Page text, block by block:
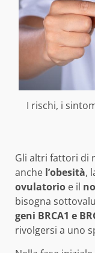
I rischi, i
Gli altri fattori di
anche l’obesità,
ovulatorio e il
bisogna
geni BRCA1 e
rivolgersi a uno